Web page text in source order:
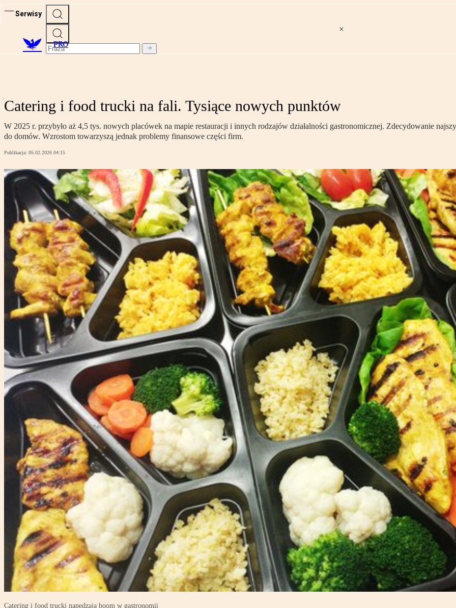
Serwisy
PRO
Catering i food trucki na fali. Tysiące nowych punktów
W 2025 r. przybyło aż 4,5 tys. nowych placówek na mapie restauracji i innych rodzajów działalności gastronomicznej. Zdecydowanie
do domów. Wzrostom towarzyszą jednak problemy finansowe części firm.
Publikacja: 05.02.2026 04:15
Catering i food trucki napędzają boom w gastronomii